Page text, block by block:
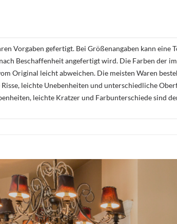
Vorgaben gefertigt. Bei Größenangaben kann eine
Beschaffenheit angefertigt wird. Die Farben der
Original leicht abweichen. Die meisten Waren
leichte Unebenheiten und unterschiedliche
leichte Kratzer und Farbunterschiede sind